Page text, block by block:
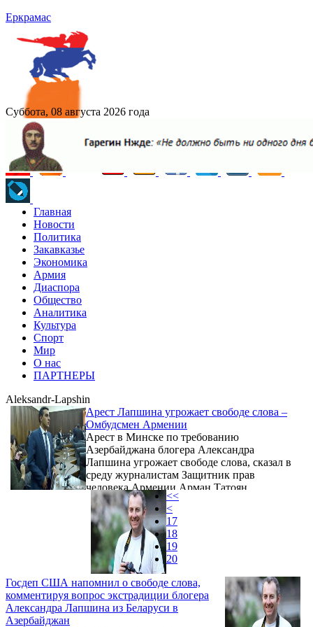
Еркрамас
Суббота, 08 августа 2026 года
Главная
Новости
Политика
Закавказье
Экономика
Армия
Диаспора
Общество
Аналитика
Культура
Спорт
Мир
О нас
ПАРТНЕРЫ
Aleksandr-Lapshin
Арест Лапшина угрожает свободе слова –
Омбудсмен Армении
Арест в Минске по требованию
Азербайджана блогера Александра
Лапшина угрожает свободе слова, сказал в
среду журналистам Защитник прав
человека Армении Арман Татоян.
Госдеп США напомнил о свободе слова,
комментируя вопрос экстрадиции блогера
Александра Лапшина из Беларуси в
Азербайджан
<<
<
17
18
19
20